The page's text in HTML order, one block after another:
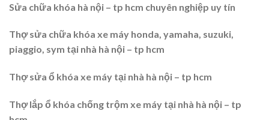
Sửa chữa khóa hà nội – tp hcm chuyên nghiệp uy tín
Thợ sửa chữa khóa xe máy honda, yamaha, suzuki,
piaggio, sym tại nhà hà nội – tp hcm
Thợ sửa ổ khóa xe máy tại nhà hà nội – tp hcm
Thợ lắp ổ khóa chống trộm xe máy tại nhà hà nội – tp